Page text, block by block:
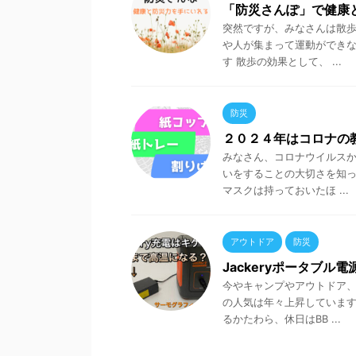
「防災さんぽ」で健
突然ですが、みなさんは散
や人が集まって運動ができ
す 散歩の効果として、 ...
防災
２０２４年はコロナ
みなさん、コロナウイルス
いをすることの大切さを知
マスクは持っておいたほ ...
アウトドア 防災
Jackeryポータブル電
今やキャンプやアウトドア
の人気は年々上昇していま
るかたわら、休日はBB ...